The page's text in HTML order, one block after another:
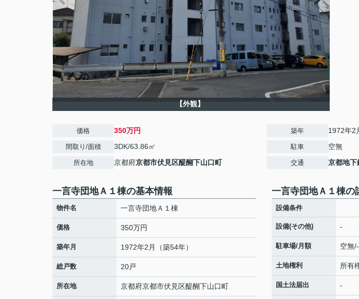
【外観】
価格 350万円
間取り/面積 3DK/63.86㎡
所在地 京都府京都市伏見区醍醐下山口町
築年 1972年2
駐車 空無
交通 京都地下
一言寺団地Ａ１棟の基本情報
物件名 一言寺団地Ａ１棟
価格 350万円
築年月 1972年2月（築54年）
総戸数 20戸
所在地 京都府京都市伏見区醍醐下山口町
一言寺団地Ａ１棟の
設備条件
設備(その他) -
駐車場/月額 空無/-
土地権利 所有
国土法届出 -